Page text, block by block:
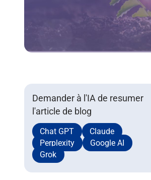
Demander à l'IA de resumer
l'article de blog
Chat GPT
Claude
Perplexity
Google AI
Grok